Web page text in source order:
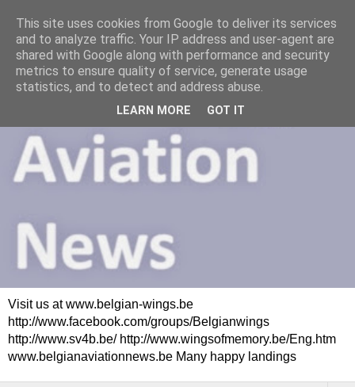
Visit us at www.belgian-wings.be
http://www.facebook.com/groups/Belgianwings
http://www.sv4b.be/ http://www.wingsofmemory.be/Eng.htm
www.belgianaviationnews.be Many happy landings
This site uses cookies from Google to deliver its services
and to analyze traffic. Your IP address and user-agent are
shared with Google along with performance and security
metrics to ensure quality of service, generate usage
statistics, and to detect and address abuse.
LEARN MORE GOT IT